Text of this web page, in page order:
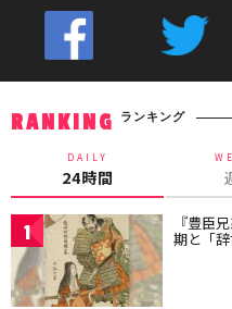
RANKING ランキング
DAILY
24時間
1 『豊臣
期と「